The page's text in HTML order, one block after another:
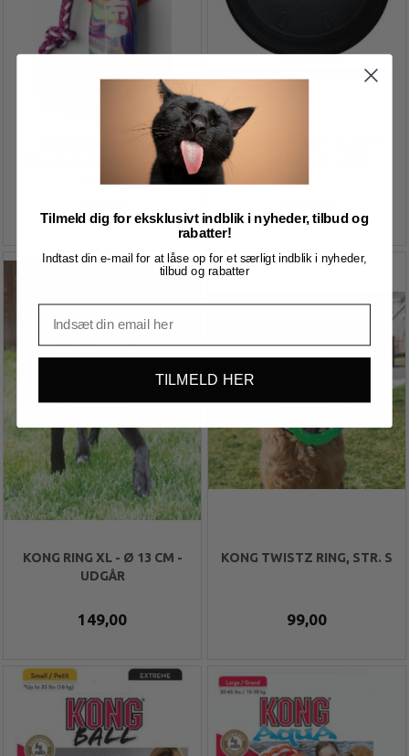
KONG WILDSHIELDZ
TRAINING DUMMY SWIRL
KONG FRISBEE I BLØDT
KONG RING XL - Ø 13 CM -
UDGÅR
149,00
KONG TWISTZ RING, STR. S
99,00
Tilmeld dig for eksklusivt indblik i nyheder, tilbud og
rabatter!
Indtast din e-mail for at låse op for et særligt indblik i nyheder,
tilbud og rabatter
TILMELD HER